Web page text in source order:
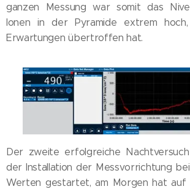
ganzen Messung war somit das
Ionen in der Pyramide extrem
Erwartungen übertroffen hat.
Der zweite erfolgreiche
der Installation der Messvorrichtung
Werten gestartet, am Morgen hat auf